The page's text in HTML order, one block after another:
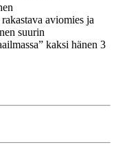
aviomies ja
suurin
kaksi hänen 3